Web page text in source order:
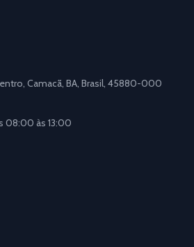
Camacã, BA, Brasil, 45880-000
08:00 às 13:00